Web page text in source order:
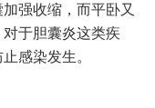
强收缩，而平卧又
于胆囊炎这类疾
感染发生。